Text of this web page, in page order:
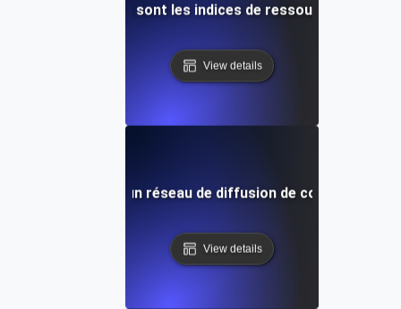
Quels sont les indices de ressources?
View details
Qu'est-ce qu'un réseau de diffusion de contenu
View details